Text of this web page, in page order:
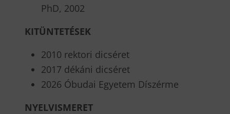
PhD, 2002
KITÜNTETÉSEK
2010 rektori dicséret
2017 dékáni dicséret
2026 Óbudai Egyetem Díszérme
NYELVISMERET